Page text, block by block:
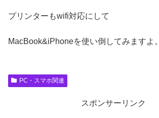
プリンターもwifi対応にして
MacBook&iPhoneを使い倒してみますよ。
PC・スマホ関連
スポンサーリンク